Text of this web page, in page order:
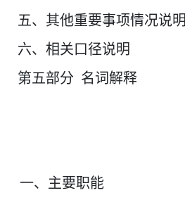
五、其他重要事项情况说明
六、相关口径说明
第五部分 名词解释
一、主要职能